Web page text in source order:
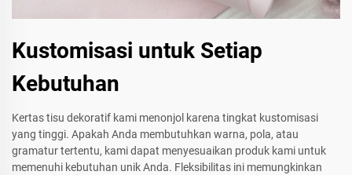
Kustomisasi untuk Setiap
Kebutuhan
Kertas tisu dekoratif kami menonjol karena tingkat kustomisasi
yang tinggi. Apakah Anda membutuhkan warna, pola, atau
gramatur tertentu, kami dapat menyesuaikan produk kami untuk
memenuhi kebutuhan unik Anda. Fleksibilitas ini memungkinkan